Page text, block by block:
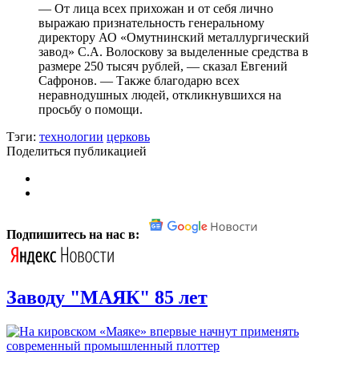
— От лица всех прихожан и от себя лично
выражаю признательность генеральному
директору АО «Омутнинский металлургический
завод» С.А. Волоскову за выделенные средства в
размере 250 тысяч рублей, — сказал Евгений
Сафронов. — Также благодарю всех
неравнодушных людей, откликнувшихся на
просьбу о помощи.
Тэги: технологии церковь
Поделиться публикацией
Подпишитесь на нас в:
Заводу "МАЯК" 85 лет